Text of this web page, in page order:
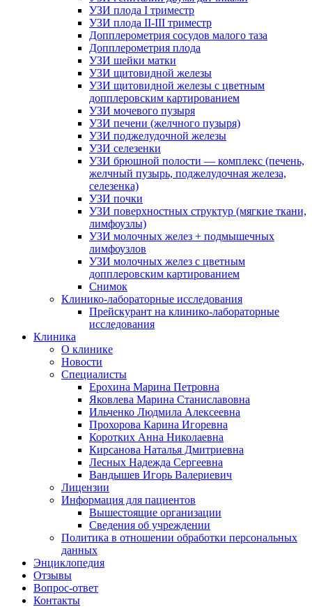
УЗИ плода I триместр
УЗИ плода II-III триместр
Допплерометрия сосудов малого таза
Допплерометрия плода
УЗИ шейки матки
УЗИ щитовидной железы
УЗИ щитовидной железы с цветным
допплеровским картированием
УЗИ мочевого пузыря
УЗИ печени (желчного пузыря)
УЗИ поджелудочной железы
УЗИ селезенки
УЗИ брюшной полости — комплекс (печень,
желчный пузырь, поджелудочная железа,
селезенка)
УЗИ почки
УЗИ поверхностных структур (мягкие ткани,
лимфоузлы)
УЗИ молочных желез + подмышечных
лимфоузлов
УЗИ молочных желез с цветным
допплеровским картированием
Снимок
Клинико-лабораторные исследования
Прейскурант на клинико-лабораторные
исследования
Клиника
О клинике
Новости
Специалисты
Ерохина Марина Петровна
Яковлева Марина Станиславовна
Ильченко Людмила Алексеевна
Прохорова Карина Игоревна
Коротких Анна Николаевна
Кирсанова Наталья Дмитриевна
Лесных Надежда Сергеевна
Вандышев Игорь Валериевич
Лицензии
Информация для пациентов
Вышестоящие организации
Сведения об учреждении
Политика в отношении обработки персональных
данных
Энциклопедия
Отзывы
Вопрос-ответ
Контакты